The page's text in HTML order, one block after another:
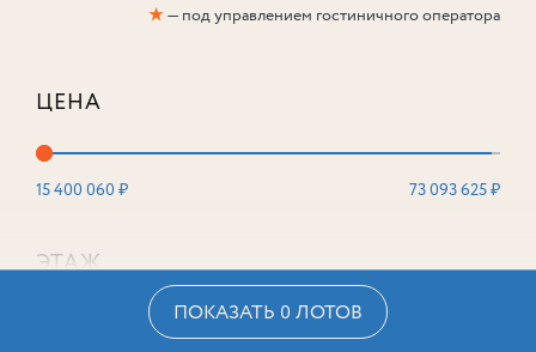
★— под управлением гостиничного оператора
ЦЕНА
15 400 060 ₽ 73 093 625 ₽
ЭТАЖ
ПОКАЗАТЬ 0 ЛОТОВ